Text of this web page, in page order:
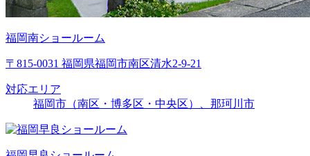
福岡南ショールーム
〒815-0031 福岡県福岡市南区清水2-9-21
対応エリア
福岡市（南区・博多区・中央区）、那珂川市